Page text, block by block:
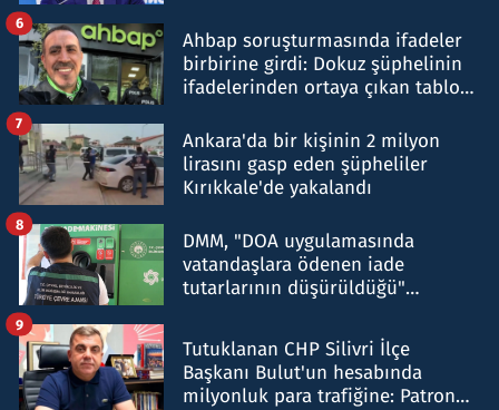
Ahbap soruşturmasında ifadeler
birbirine girdi: Dokuz şüphelinin
ifadelerinden ortaya çıkan tablo
6
Ankara'da bir kişinin 2 milyon
lirasını gasp eden şüpheliler
Kırıkkale'de yakalandı
7
DMM, "DOA uygulamasında
vatandaşlara ödenen iade
tutarlarının düşürüldüğü"
8
Tutuklanan CHP Silivri İlçe
Başkanı Bulut'un hesabında
milyonluk para trafiğine: Patron
9